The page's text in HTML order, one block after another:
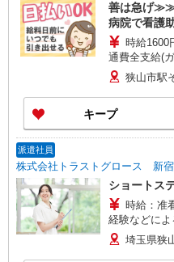
善は急げ
病院で看護
時給
通費全支給(
狭山市駅
キープ
派遣社員
株式会社トラストグロース 新
ショートス
時給：准
経験などによ
埼玉県狭